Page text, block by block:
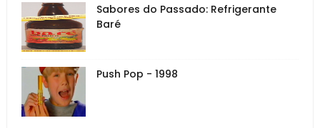
Sabores do Passado: Refrigerante
Baré
Push Pop - 1998